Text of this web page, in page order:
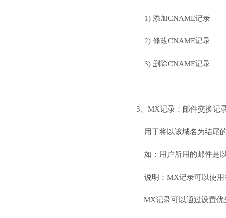
1) 添加CNAME记录 在
2) 修改CNAME记录 只
3) 删除CNAME记录 点
3、MX记录：邮件交换记
用于将以该域名为结尾
如：用户所用的邮件是
说明：MX记录可以使
MX记录可以通过设置优